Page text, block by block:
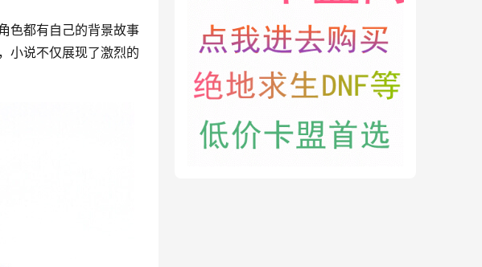
色都有自己的背景故事
小说不仅展现了激烈的